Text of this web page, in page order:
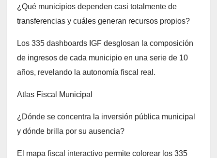
¿Qué municipios dependen casi totalmente de
transferencias y cuáles generan recursos propios?
Los 335 dashboards IGF desglosan la composición
de ingresos de cada municipio en una serie de 10
años, revelando la autonomía fiscal real.
Atlas Fiscal Municipal
¿Dónde se concentra la inversión pública municipal
y dónde brilla por su ausencia?
El mapa fiscal interactivo permite colorear los 335